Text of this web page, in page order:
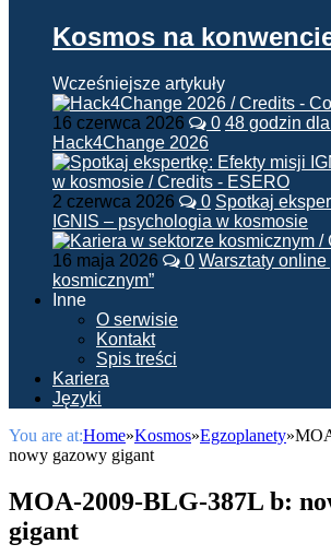
Kosmos na
Wcześniejsze artykuły
16 czerwca 2026 0 48 godzin dla
Hack4Change 2026
2 czerwca 2026 0 Spotkaj
IGNIS – psychologia w kosmosie
16 maja 2026 0 Warsztaty online
kosmicznym”
Inne
O serwisie
Kontakt
Spis treści
Kariera
Języki
You are at:Home»Kosmos»Egzoplanety»
nowy gazowy gigant
MOA-2009-BLG-387L b:
gigant